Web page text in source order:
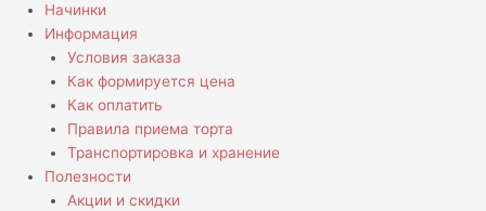
Начинки
Информация
Условия заказа
Как формируется цена
Как оплатить
Правила приема торта
Транспортировка и хранение
Полезности
Акции и скидки